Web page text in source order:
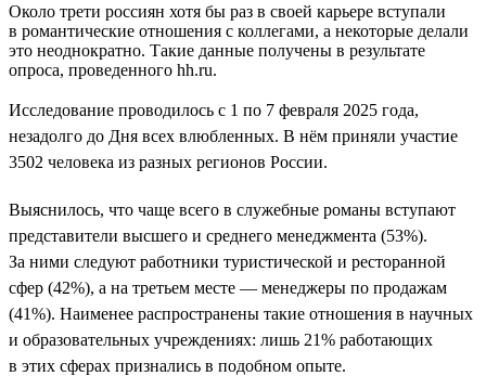
Около трети россиян хотя бы раз в своей карьере вступали
в романтические отношения с коллегами, а некоторые делали
это неоднократно. Такие данные получены в результате
опроса, проведенного hh.ru.
Исследование проводилось с 1 по 7 февраля 2025 года,
незадолго до Дня всех влюбленных. В нём приняли участие
3502 человека из разных регионов России.
Выяснилось, что чаще всего в служебные романы вступают
представители высшего и среднего менеджмента (53%).
За ними следуют работники туристической и ресторанной
сфер (42%), а на третьем месте — менеджеры по продажам
(41%). Наименее распространены такие отношения в научных
и образовательных учреждениях: лишь 21% работающих
в этих сферах признались в подобном опыте.